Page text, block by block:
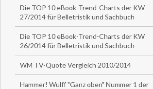
Die TOP 10 eBook-Trend-Charts der KW
27/2014 für Belletristik und Sachbuch
Die TOP 10 eBook-Trend-Charts der KW
26/2014 für Belletristik und Sachbuch
WM TV-Quote Vergleich 2010/2014
Hammer! Wulff "Ganz oben" Nummer 1 der